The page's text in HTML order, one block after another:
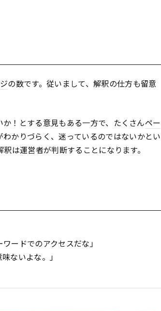
の数です。従いまして、解釈の仕方も留意
！とする意見もある一方で、たくさんペー
わかりづらく、迷っているのではないかとい
釈は運営者が判断することになります。
ードでのアクセスだな」
ないよな。」